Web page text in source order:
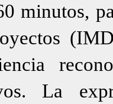
minutos,
La